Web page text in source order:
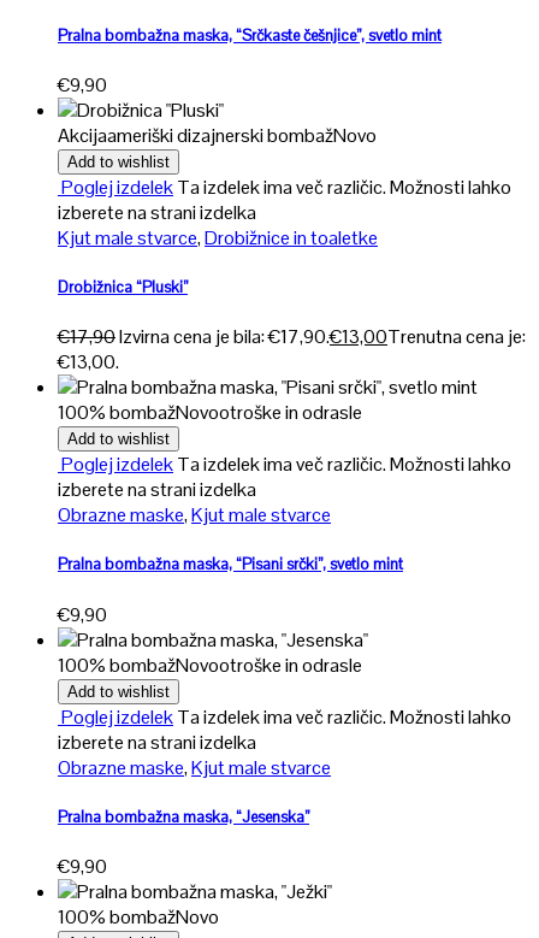
Pralna bombažna maska, “Srčkaste češnjice”, svetlo mint
€9,90
Akcijaameriški dizajnerski bombažNovo
Add to wishlist
Poglej izdelekTa izdelek ima več različic. Možnosti lahko
izberete na strani izdelka
Kjut male stvarce,Drobižnice in toaletke
Drobižnica “Pluski”
€17,90Izvirna cena je bila: €17,90.€13,00Trenutna cena je:
€13,00.
100% bombažNovootroške in odrasle
Add to wishlist
Poglej izdelekTa izdelek ima več različic. Možnosti lahko
izberete na strani izdelka
Obrazne maske,Kjut male stvarce
Pralna bombažna maska, “Pisani srčki”, svetlo mint
€9,90
100% bombažNovootroške in odrasle
Add to wishlist
Poglej izdelekTa izdelek ima več različic. Možnosti lahko
izberete na strani izdelka
Obrazne maske,Kjut male stvarce
Pralna bombažna maska, “Jesenska”
€9,90
100% bombažNovo